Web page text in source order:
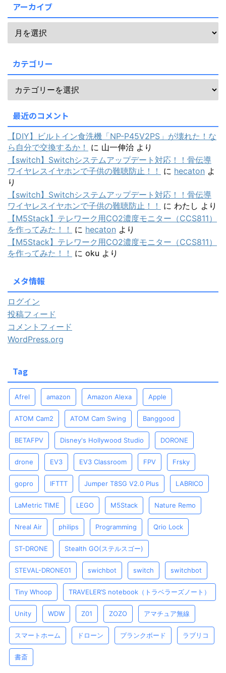
アーカイブ
カテゴリー
最近のコメント
【DIY】ビルトイン食洗機「NP-P45V2PS」が壊れた！な
ら自分で交換するか！
に 山一伸治 より
【switch】Switchシステムアップデート対応！！骨伝導
ワイヤレスイヤホンで子供の難聴防止！！
に hecaton よ
り
【switch】Switchシステムアップデート対応！！骨伝導
ワイヤレスイヤホンで子供の難聴防止！！
に わたし より
【M5Stack】テレワーク用CO2濃度モニター（CCS811）
を作ってみた！！
に hecaton より
【M5Stack】テレワーク用CO2濃度モニター（CCS811）
を作ってみた！！
に oku より
メタ情報
ログイン
投稿フィード
コメントフィード
WordPress.org
Tag
Afrel amazon Amazon Alexa Apple
ATOM Cam2 ATOM Cam Swing Banggood
BETAFPV Disney's Hollywood Studio DORONE
drone EV3 EV3 Classroom FPV Frsky
gopro IFTTT Jumper T8SG V2.0 Plus LABRICO
LaMetric TIME LEGO M5Stack Nature Remo
Nreal Air philips Programming Qrio Lock
ST-DRONE Stealth GO(ステルスゴー)
STEVAL-DRONE01 swichbot switch switchbot
Tiny Whoop TRAVELER’S notebook（トラベラーズノート）
Unity WDW Z01 ZOZO アマチュア無線
スマートホーム ドローン プランクボード ラブリコ
書斎